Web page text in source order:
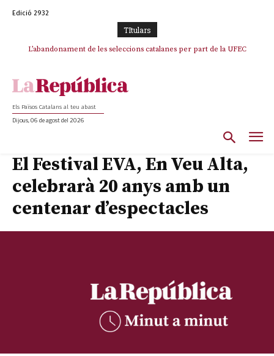
Edició 2932
TItulars
L’abandonament de les seleccions catalanes per part de la UFEC
Els Països Catalans al teu abast
Dijous, 06 de agost del 2026
El Festival EVA, En Veu Alta,
celebrarà 20 anys amb un
centenar d’espectacles